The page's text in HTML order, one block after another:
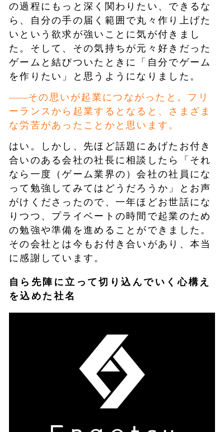
の過程にもっと深く関わりたい、できるな
ら、自分の手の届く範囲で丸々作り上げた
いという欲求が強いことに気が付きまし
た。そして、その気持ちが元々好きだった
ゲームと結びついたときに「自分でゲーム
を作りたい」と思うようになりました。
その思いが起業につながったと。フリ
ーランスから起業するとなると、さまざま
な労苦があったことかと思います。
はい。しかし、先ほど話題にあげたお付き
合いのある会社の社長に相談したら「それ
なら一度（ゲーム業界の）会社の社員にな
って勉強してみてはどうだろうか」とお声
がけくださったので、一年ほどお世話にな
りつつ、プライベートの時間で起業のため
の勉強や準備を進めることができました。
その会社とは今もお付き合いがあり、本当
に感謝しています。
自ら先陣に立って切り込んでいく心構え
を込めた社名